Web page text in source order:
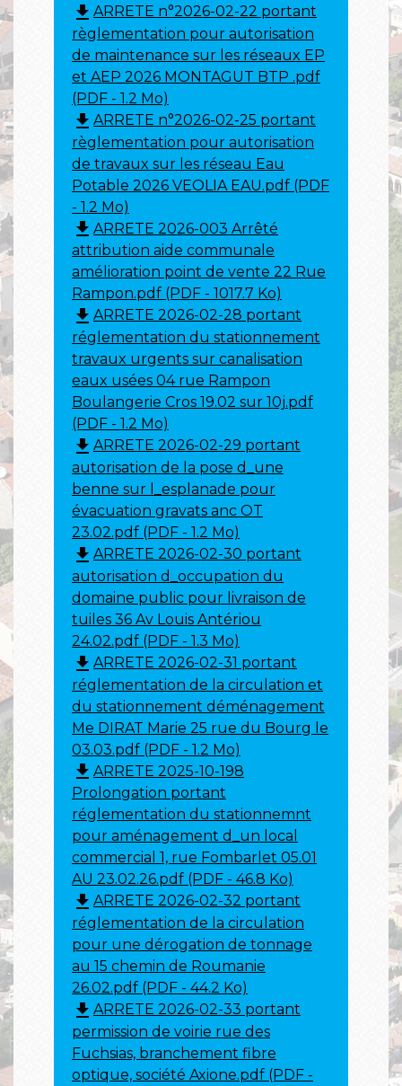
file_download ARRETE n°2026-02-22 portant
règlementation pour autorisation
de maintenance sur les réseaux EP
et AEP 2026 MONTAGUT BTP .pdf
(PDF - 1.2 Mo)
file_download ARRETE n°2026-02-25 portant
règlementation pour autorisation
de travaux sur les réseau Eau
Potable 2026 VEOLIA EAU.pdf (PDF
- 1.2 Mo)
file_download ARRETE 2026-003 Arrêté
attribution aide communale
amélioration point de vente 22 Rue
Rampon.pdf (PDF - 1017.7 Ko)
file_download ARRETE 2026-02-28 portant
réglementation du stationnement
travaux urgents sur canalisation
eaux usées 04 rue Rampon
Boulangerie Cros 19.02 sur 10j.pdf
(PDF - 1.2 Mo)
file_download ARRETE 2026-02-29 portant
autorisation de la pose d_une
benne sur l_esplanade pour
évacuation gravats anc OT
23.02.pdf (PDF - 1.2 Mo)
file_download ARRETE 2026-02-30 portant
autorisation d_occupation du
domaine public pour livraison de
tuiles 36 Av Louis Antériou
24.02.pdf (PDF - 1.3 Mo)
file_download ARRETE 2026-02-31 portant
réglementation de la circulation et
du stationnement déménagement
Me DIRAT Marie 25 rue du Bourg le
03.03.pdf (PDF - 1.2 Mo)
file_download ARRETE 2025-10-198
Prolongation portant
réglementation du stationnemnt
pour aménagement d_un local
commercial 1, rue Fombarlet 05.01
AU 23.02.26.pdf (PDF - 46.8 Ko)
file_download ARRETE 2026-02-32 portant
réglementation de la circulation
pour une dérogation de tonnage
au 15 chemin de Roumanie
26.02.pdf (PDF - 44.2 Ko)
file_download ARRETE 2026-02-33 portant
permission de voirie rue des
Fuchsias, branchement fibre
optique, société Axione.pdf (PDF -